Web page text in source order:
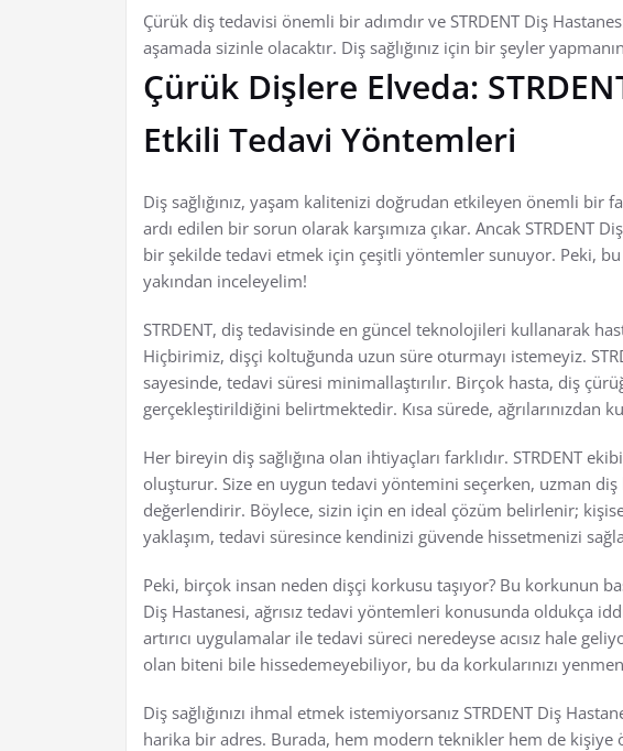
Çürük diş tedavisi önemli bir adımdır ve STRDENT Diş
aşamada sizinle olacaktır. Diş sağlığınız için bir şeyler
Çürük Dişlere Elveda:
Etkili Tedavi Yöntemleri
Diş sağlığınız, yaşam kalitenizi doğrudan etkileyen önemli bir
ardı edilen bir sorun olarak karşımıza çıkar. Ancak STRDENT
bir şekilde tedavi etmek için çeşitli yöntemler sunuyor. Peki,
yakından inceleyelim!
STRDENT, diş tedavisinde en güncel teknolojileri kullanarak
Hiçbirimiz, dişçi koltuğunda uzun süre oturmayı istemeyiz.
sayesinde, tedavi süresi minimallaştırılır. Birçok hasta, diş
gerçekleştirildiğini belirtmektedir. Kısa sürede, ağrılarınızdan
Her bireyin diş sağlığına olan ihtiyaçları farklıdır. STRDENT
oluşturur. Size en uygun tedavi yöntemini seçerken, uzman
değerlendirir. Böylece, sizin için en ideal çözüm belirlenir;
yaklaşım, tedavi süresince kendinizi güvende hissetmenizi
Peki, birçok insan neden dişçi korkusu taşıyor? Bu korkunun
Diş Hastanesi, ağrısız tedavi yöntemleri konusunda oldukça
artırıcı uygulamalar ile tedavi süreci neredeyse acısız hale
olan biteni bile hissedemeyebiliyor, bu da korkularınızı
Diş sağlığınızı ihmal etmek istemiyorsanız STRDENT Diş
harika bir adres. Burada, hem modern teknikler hem de kişiye